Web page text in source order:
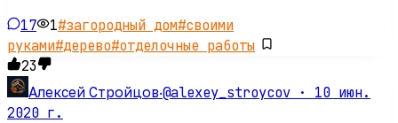
17 1#загородный дом#своими
руками#дерево#отделочные работы
23
Алексей Стройцов·@alexey_stroycov · 10 июн.
2020 г.